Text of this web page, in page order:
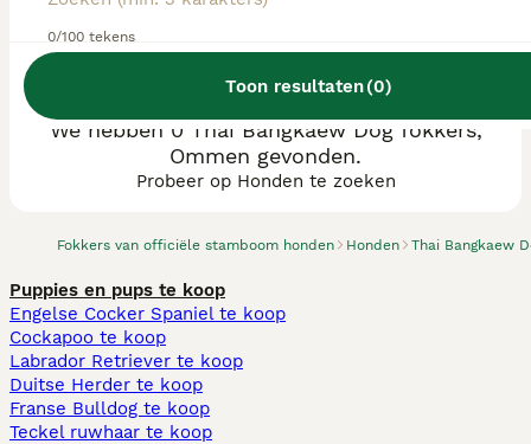
0/100 tekens
Toon resultaten(0)
Fokkers van officiële stamboom honden Honden Thai Bangkaew
We hebben 0 Thai Bangkaew Dog fokkers,
Ommen gevonden.
Probeer op Honden te zoeken
Puppies en pups te koop
Engelse Cocker Spaniel te koop
Cockapoo te koop
Labrador Retriever te koop
Duitse Herder te koop
Franse Bulldog te koop
Teckel ruwhaar te koop